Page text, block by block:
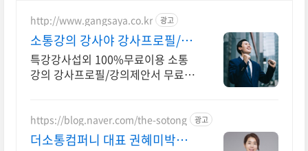
http://www.gangsaya.co.kr 광고
소통강의 강사야 강사프로필/제
안서 무료발송
특강강사섭외 100%무료이용 소통
강의 강사프로필/강의제안서 무료발
https://blog.naver.com/the-sotong 광고
더소통컴퍼니 대표 권혜미박사